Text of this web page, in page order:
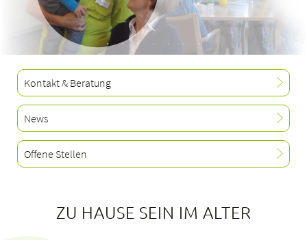
Tätigkeitsfelder
Portrait
Fachmagazin de facto
bei uns arbeiten
Kontakt & Beratung
News
Offene Stellen
ZU HAUSE SEIN IM ALTER